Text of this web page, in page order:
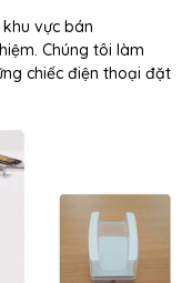
vực bán
Chúng tôi làm
chiếc điện thoại đặt